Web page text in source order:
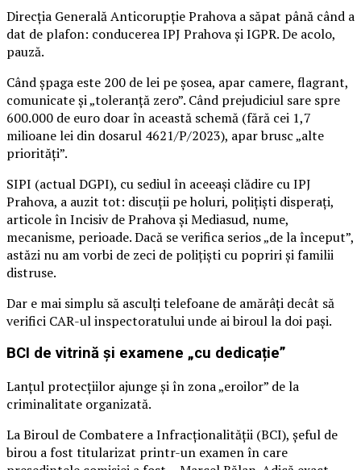
Direcția Generală Anticorupție Prahova a săpat până când a
dat de plafon: conducerea IPJ Prahova și IGPR. De acolo,
pauză.
Când șpaga este 200 de lei pe șosea, apar camere, flagrant,
comunicate și „toleranță zero”. Când prejudiciul sare spre
600.000 de euro doar în această schemă (fără cei 1,7
milioane lei din dosarul 4621/P/2023), apar brusc „alte
priorități”.
SIPI (actual DGPI), cu sediul în aceeași clădire cu IPJ
Prahova, a auzit tot: discuții pe holuri, polițiști disperați,
articole în Incisiv de Prahova și Mediasud, nume,
mecanisme, perioade. Dacă se verifica serios „de la început”,
astăzi nu am vorbi de zeci de polițiști cu popriri și familii
distruse.
Dar e mai simplu să asculți telefoane de amărâți decât să
verifici CAR-ul inspectoratului unde ai biroul la doi pași.
BCI de vitrină și examene „cu dedicație”
Lanțul protecțiilor ajunge și în zona „eroilor” de la
criminalitate organizată.
La Biroul de Combatere a Infracționalității (BCI), șeful de
birou a fost titularizat printr-un examen în care